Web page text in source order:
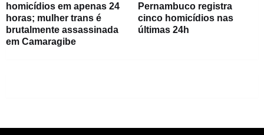
homicídios em apenas 24
horas; mulher trans é
brutalmente assassinada
em Camaragibe
Pernambuco registra
cinco homicídios nas
últimas 24h